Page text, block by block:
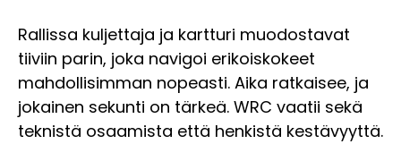
Rallissa kuljettaja ja kartturi muodostavat
tiiviin parin, joka navigoi erikoiskokeet
mahdollisimman nopeasti. Aika ratkaisee, ja
jokainen sekunti on tärkeä. WRC vaatii sekä
teknistä osaamista että henkistä kestävyyttä.